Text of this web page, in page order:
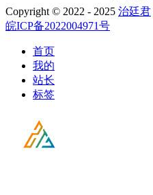
Copyright © 2022 - 2025 治廷君
皖ICP备2022004971号
首页
我的
站长
标签